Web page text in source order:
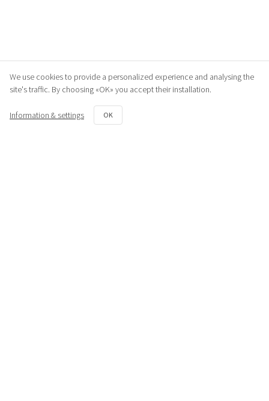
We use cookies to provide a personalized experience and analysing the
site's traffic. By choosing «OK» you accept their installation.
Information & settings OK